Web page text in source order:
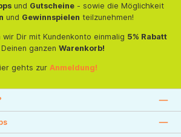
und Gutscheine- sowie die Möglichkeit
und Gewinnspielen teilzunehmen!
Dir mit Kundenkonto einmalig 5% Rabatt
ganzen Warenkorb!
gehts zur Anmeldung!